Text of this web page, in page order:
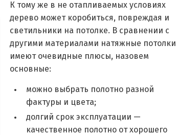
К тому же в не отапливаемых условиях
дерево может коробиться, повреждая и
светильники на потолке. В сравнении с
другими материалами натяжные потолки
имеют очевидные плюсы, назовем
основные:
можно выбрать полотно разной
фактуры и цвета;
долгий срок эксплуатации —
качественное полотно от хорошего